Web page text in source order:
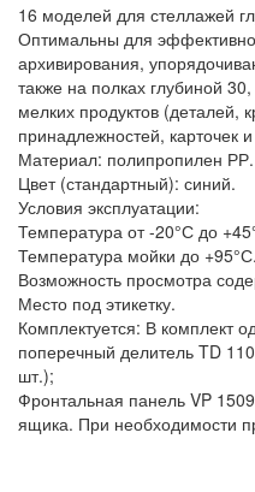
16 моделей для стеллажей
Оптимальны для
архивирования,
также на полках глубиной
мелких продуктов (деталей,
принадлежностей, карточек
Материал: полипропилен РР.
Цвет (стандартный): синий.
Условия эксплуатации:
Температура от -20°С до
Температура мойки до +95°С.
Возможность просмотра
Место под этикетку.
Комплектуется: В комплект
поперечный делитель TD
шт.);
Фронтальная панель VP
ящика. При необходимости